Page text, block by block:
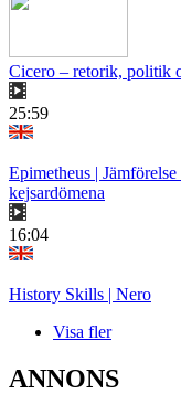
Cicero – retorik, politik
25:59
Epimetheus |
kejsardömena
16:04
History Skills | Nero
Visa fler
ANNONS